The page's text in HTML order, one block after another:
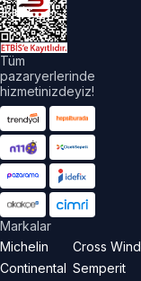
Tüm
pazaryerlerinde
hizmetinizdeyiz!
Markalar
Michelin
Continental
Cross Wind
Semperit